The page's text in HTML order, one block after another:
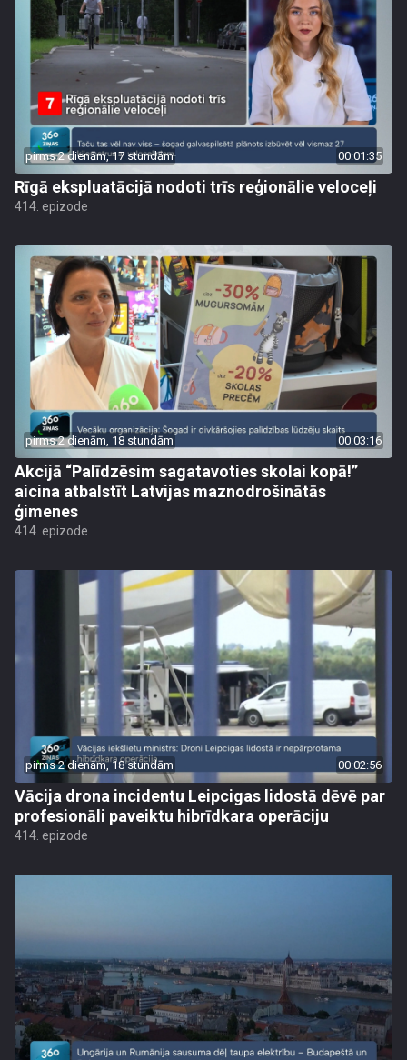
pirms 2 dienām, 17 stundām 00:01:35
Rīgā ekspluatācijā nodoti trīs reģionālie veloceļi
414. epizode
pirms 2 dienām, 18 stundām 00:03:16
Akcijā “Palīdzēsim sagatavoties skolai kopā!”
aicina atbalstīt Latvijas maznodrošinātās
ģimenes
414. epizode
pirms 2 dienām, 18 stundām 00:02:56
Vācija drona incidentu Leipcigas lidostā dēvē par
profesionāli paveiktu hibrīdkara operāciju
414. epizode